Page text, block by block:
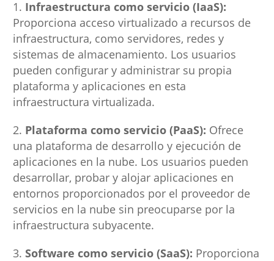
Infraestructura como servicio (IaaS):
Proporciona acceso virtualizado a recursos de
infraestructura, como servidores, redes y
sistemas de almacenamiento. Los usuarios
pueden configurar y administrar su propia
plataforma y aplicaciones en esta
infraestructura virtualizada.
Plataforma como servicio (PaaS): Ofrece
una plataforma de desarrollo y ejecución de
aplicaciones en la nube. Los usuarios pueden
desarrollar, probar y alojar aplicaciones en
entornos proporcionados por el proveedor de
servicios en la nube sin preocuparse por la
infraestructura subyacente.
Software como servicio (SaaS): Proporciona